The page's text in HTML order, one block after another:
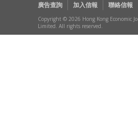
廣告查詢
加入信報 聯絡信報
Copyright © 2026 Hong Kong Economic
Limited. All rights reserved.